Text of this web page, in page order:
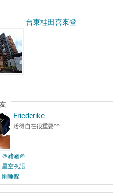
台東桂田喜來登
..
Friederike
活得自在很重要^^..
＠豬豬＠
星空夜語
剛睡醒